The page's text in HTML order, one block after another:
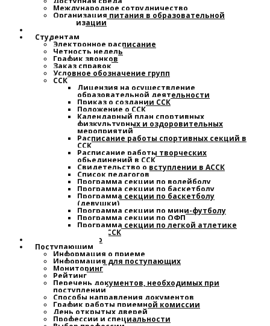
Международное сотрудничество
Организация питания в образовательной
организации
Студентам
Электронное расписание
Четность недель
График звонков
Заказ справок
Условное обозначение групп
ССК
Лицензия на осуществление
образовательной деятельности
Приказ о создании ССК
Положение о ССК
Календарный план спортивных,
физкультурных и оздоровительных
мероприятий
Расписание работы спортивных секций в
ССК
Расписание работы творческих
обьединений в ССК
Свидетельство о вступлении в АССК
Список педагогов
Программа секции по волейболу
Программа секции по баскетболу
Программа секции по баскетболу
(девушки)
Программа секции по мини-футболу
Программа секции по ОФП
Программа секции по легкой атлетике
План работы ССК
Наставничество
Поступающим
Информация о приеме
Информация для поступающих
Мониторинг
Рейтинг
Перечень документов, необходимых при
поступлении
Способы направления документов
График работы приемной комиссии
День открытых дверей
Профессии и специальности